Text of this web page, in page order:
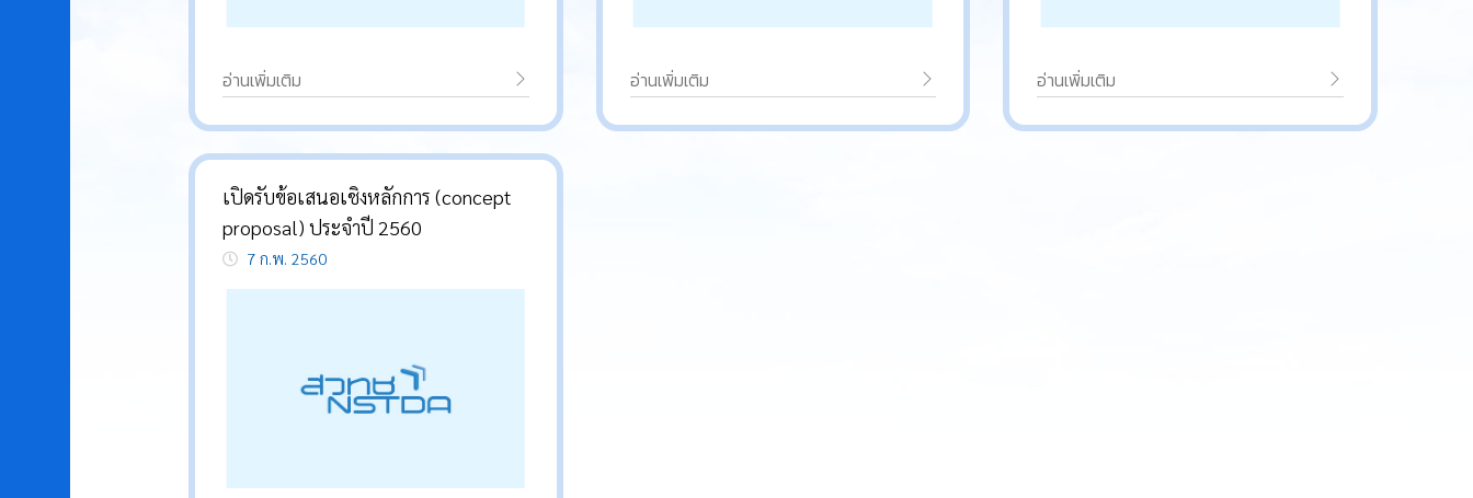
อ่านเพิ่มเติม อ่านเพิ่มเติม อ่านเพิ่มเติม
เปิดรับข้อเสนอเชิงหลักการ (concept
proposal) ประจำปี 2560
7 ก.พ. 2560